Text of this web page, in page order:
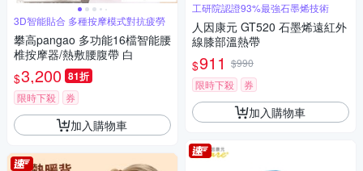
3D智能貼合 多種按摩模式對抗疲勞
攀高pangao 多功能16檔智能腰
椎按摩器/熱敷腰腹帶 白
$3,200 81折
限時下殺 券
加入購物車
工研院認證93%最強石墨烯技術
人因康元 GT520 石墨烯遠紅外
線膝部溫熱帶
$911 $990
限時下殺
券
加入購物車